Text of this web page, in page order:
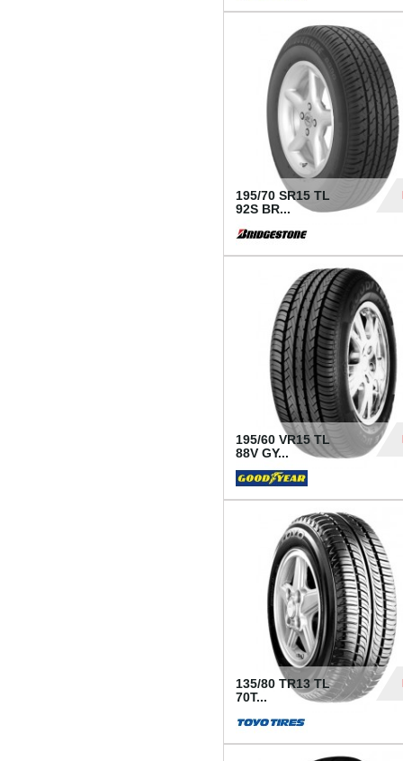
195/70 SR15 TL
92S BR...
195/60 VR15 TL
88V GY...
135/80 TR13 TL
70T...